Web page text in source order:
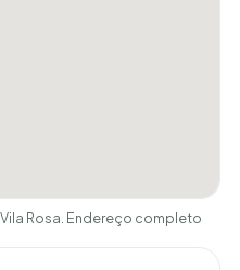
Rosa. Endereço completo